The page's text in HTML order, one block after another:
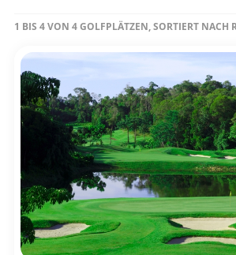
1 BIS 4 VON 4 GOLFPLÄTZEN, SORTIERT NACH